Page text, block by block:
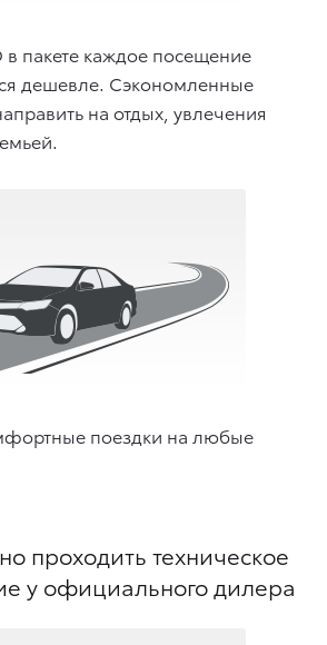
в пакете каждое посещение
дешевле. Сэкономленные
на отдых, увлечения
поездки на любые
проходить техническое
у официального дилера